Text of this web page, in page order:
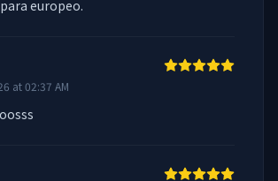
europeo.
at 02:37 AM